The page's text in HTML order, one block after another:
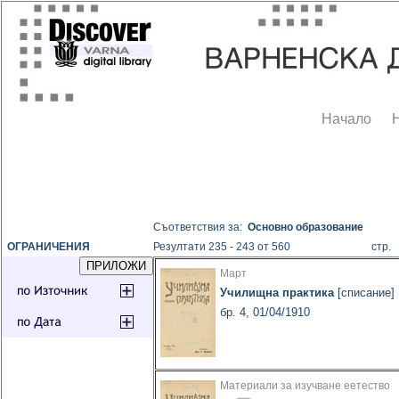
Начало
ОГРАНИЧЕНИЯ
Съответствия за:Основно образование
Резултати 235 - 243 от 560
Март
Училищна практика[списание]
бр. 4, 01/04/1910
Материали за изучване еетество